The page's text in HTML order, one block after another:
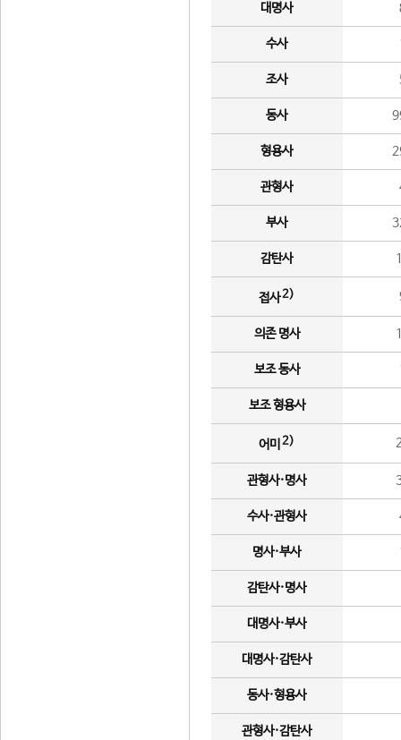
대명사
수사
조사
동사
형용사
관형사
부사
감탄사
접사2)
의존 명사
보조 동사
보조 형용사
어미 2)
관형사·명사
수사·관형사
명사·부사
감탄사·명사
대명사·부사
대명사·감탄사
동사·형용사
관형사·감탄사